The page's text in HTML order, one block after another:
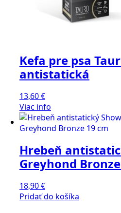
Kefa pre psa
antistatická
13,60€
Viac info
Hrebeň
Greyhond
18,90€
Pridať do košíka